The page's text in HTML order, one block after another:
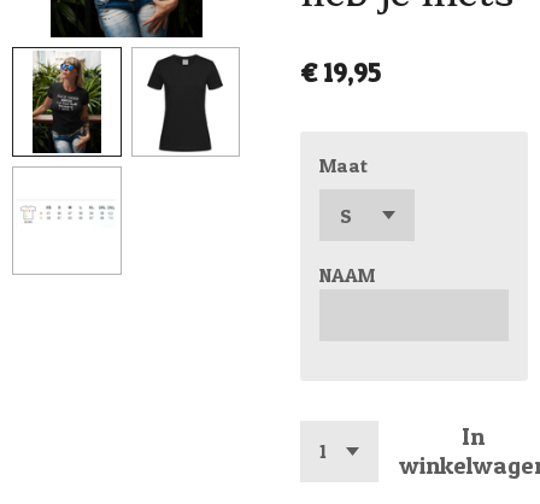
€ 19,95
Maat
NAAM
In